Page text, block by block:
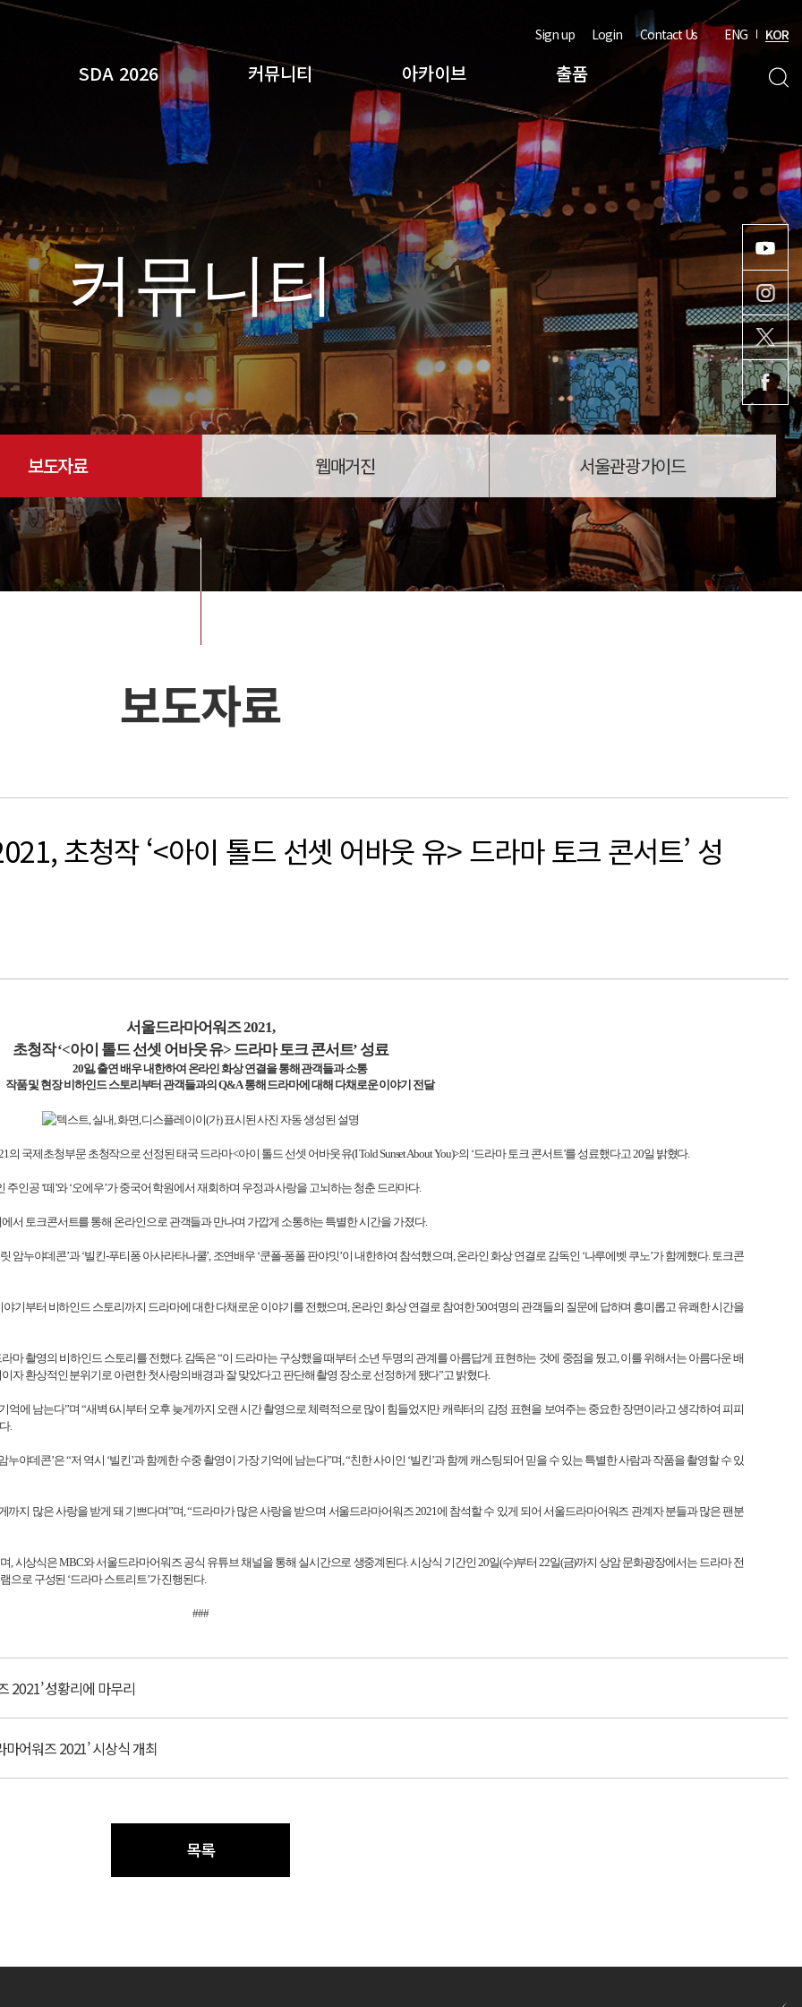
SDA 2026 커뮤니티 아카이브 출품
Sign up Login Contact Us ENG KOR
검색
커뮤니티
보도자료 웹매거진 서울관광가이드
보도자료
초청작 ‘<아이 톨드 선셋 어바웃 유> 드라마 토크 콘서트’ 성
서울드라마어워즈2021,
초청작 ‘<아이 톨드 선셋 어바웃 유> 드라마 토크 콘서트’ 성료
20일,출연 배우 내한하여 온라인 화상 연결을 통해 관객들과 소통
작품 및 현장 비하인드 스토리부터 관객들과의 Q&A통해 드라마에 대해 다채로운 이야기 전달
의 국제초청부문 초청작으로 선정된 태국 드라마<아이 톨드 선셋 어바웃 유(I Told Sunset About You)>의 ‘드라마 토크 콘서트’를 성료했다고20일 밝혔다.
인공 ‘떼’와 ‘오에우’가 중국어 학원에서 재회하며 우정과 사랑을 고뇌하는 청춘 드라마다.
서 토크콘서트를 통해 온라인으로 관객들과 만나며 가깝게 소통하는 특별한 시간을 가졌다.
암누야데콘’과 ‘빌킨-푸티퐁 아사라타나쿨’, 조연배우 ‘쿤폴-퐁폴 판야밋’이 내한하여 참석했으며,온라인 화상 연결로 감독인 ‘나루에벳 쿠노’가 함께했다.토크콘
기부터 비하인드 스토리까지 드라마에 대한 다채로운 이야기를 전했으며,온라인 화상 연결로 참여한50여명의 관객들의 질문에 답하며 흥미롭고 유쾌한 시간을
마 촬영의 비하인드 스토리를 전했다. 감독은 “이 드라마는 구상했을 때부터 소년 두명의 관계를 아름답게 표현하는 것에 중점을 뒀고,이를 위해서는 아름다운 배
자 환상적인 분위기로 아련한 첫사랑의 배경과 잘 맞았다고 판단해 촬영 장소로 선정하게 됐다”고 밝혔다.
억에 남는다”며 “새벽 6시부터 오후 늦게까지 오랜 시간 촬영으로 체력적으로 많이 힘들었지만 캐릭터의 감정 표현을 보여주는 중요한 장면이라고 생각하여 피피
.
누야데콘’은 “저 역시 ‘빌킨’과 함께한 수중 촬영이 가장 기억에 남는다”며,“친한 사이인 ‘빌킨’과 함께 캐스팅되어 믿을 수 있는 특별한 사람과 작품을 촬영할 수 있
까지 많은 사랑을 받게 돼 기쁘다며”며,“드라마가 많은 사랑을 받으며 서울드라마어워즈2021에 참석할 수 있게 되어 서울드라마어워즈 관계자 분들과 많은 팬분
,시상식은MBC와 서울드라마어워즈 공식 유튜브 채널을 통해 실시간으로 생중계된다.시상식 기간인 20일(수)부터 22일(금)까지 상암 문화광장에서는 드라마 전
으로 구성된 ‘드라마 스트리트’가 진행된다.
###
2021’ 성황리에 마무리
어워즈 2021’ 시상식 개최
목록